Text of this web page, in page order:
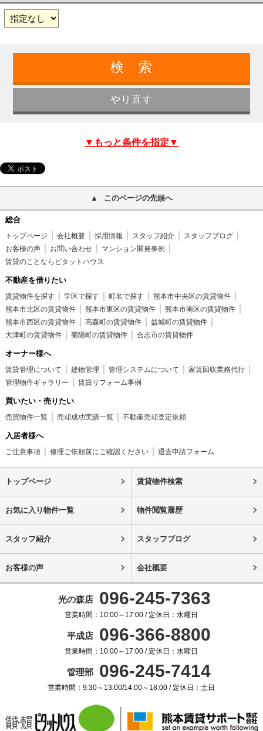
▼もっと条件を指定▼
このページの先頭へ
総合
トップページ 会社概要 採用情報 スタッフ紹介
スタッフブログ
お客様の声
お問い合わせ
マンション開発事例
賃貸のことならピタットハウス
不動産を借りたい
賃貸物件を探す 学区で探す 町名で探す
熊本市中央区の賃貸物件
熊本市北区の賃貸物件
熊本市東区の賃貸物件
熊本市南区の賃貸物件
熊本市西区の賃貸物件
高森町の賃貸物件
益城町の賃貸物件
大津町の賃貸物件
菊陽町の賃貸物件 合志市の賃貸物件
オーナー様へ
賃貸管理について 建物管理 管理システムについて
家賃回収業務代行
管理物件ギャラリー
賃貸リフォーム事例
買いたい・売りたい
売買物件一覧 売却成功実績一覧 不動産売却査定依頼
入居者様へ
ご注意事項 修理ご依頼前にご確認ください 退去申請フォーム
トップページ 賃貸物件検索
お気に入り物件一覧 物件閲覧履歴
スタッフ紹介 スタッフブログ
お客様の声 会社概要
光の森店 096-245-7363
営業時間：10:00～17:00 / 定休日：水曜日
平成店 096-366-8800
営業時間：10:00～17:00 / 定休日：水曜日
管理部 096-245-7414
営業時間：9:30～13:00/14:00～18:00 / 定休日：土日